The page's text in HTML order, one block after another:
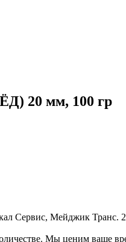
20 мм, 100 гр
Мейджик Транс.
Мы ценим ваше